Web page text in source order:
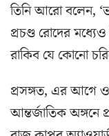
তিনি আরো বলেন,
প্রচণ্ড রোদের
রাকিব যে কোনো
প্রসঙ্গত, এর আগে
আন্তর্জাতিক অঙ্গনে